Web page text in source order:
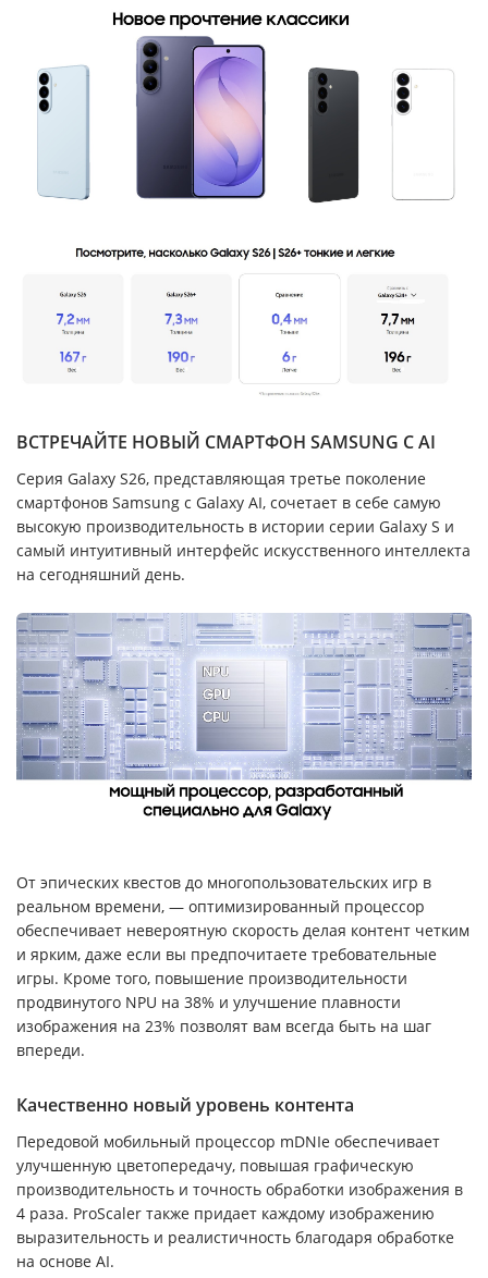
ВСТРЕЧАЙТЕ НОВЫЙ СМАРТФОН SAMSUNG С AI
Серия Galaxy S26, представляющая третье поколение
смартфонов Samsung с Galaxy AI, сочетает в себе самую
высокую производительность в истории серии Galaxy S и
самый интуитивный интерфейс искусственного интеллекта
на сегодняшний день.
От эпических квестов до многопользовательских игр в
реальном времени, — оптимизированный процессор
обеспечивает невероятную скорость делая контент четким
и ярким, даже если вы предпочитаете требовательные
игры. Кроме того, повышение производительности
продвинутого NPU на 38% и улучшение плавности
изображения на 23% позволят вам всегда быть на шаг
впереди.
Качественно новый уровень контента
Передовой мобильный процессор mDNIe обеспечивает
улучшенную цветопередачу, повышая графическую
производительность и точность обработки изображения в
4 раза. ProScaler также придает каждому изображению
выразительность и реалистичность благодаря обработке
на основе AI.